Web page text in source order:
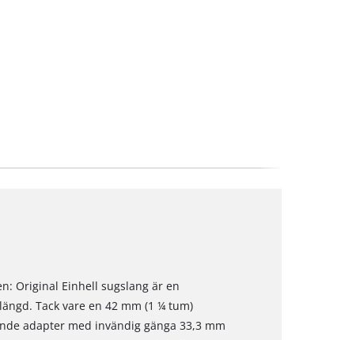
Original Einhell sugslang är en
Tack vare en 42 mm (1 ¼ tum)
adapter med invändig gänga 33,3 mm